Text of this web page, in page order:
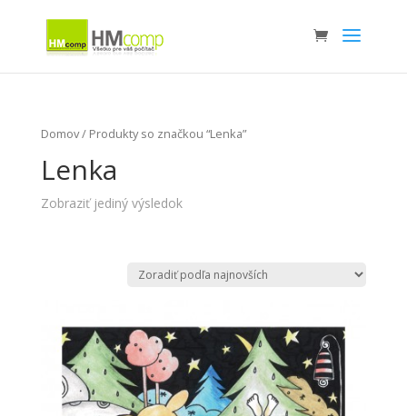
Domov/ Produkty so značkou “Lenka”
Lenka
Zobraziť jediný výsledok